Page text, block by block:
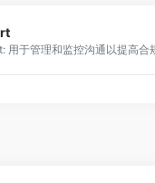
用于管理和监控沟通以提高合